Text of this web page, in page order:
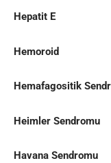
Hepatit E
Hemoroid
Hemafagositik
Heimler Sendromu
Havana Sendromu